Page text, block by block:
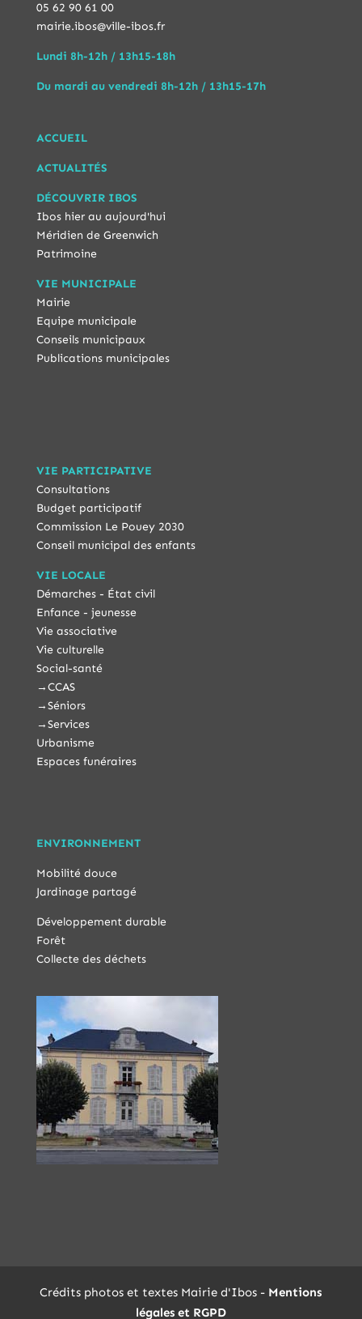
05 62 90 61 00
mairie.ibos@ville-ibos.fr
Lundi 8h-12h / 13h15-18h
Du mardi au vendredi 8h-12h / 13h15-17h
ACCUEIL
ACTUALITÉS
DÉCOUVRIR IBOS
Ibos hier au aujourd'hui
Méridien de Greenwich
Patrimoine
VIE MUNICIPALE
Mairie
Equipe municipale
Conseils municipaux
Publications municipales
VIE PARTICIPATIVE
Consultations
Budget participatif
Commission Le Pouey 2030
Conseil municipal des enfants
VIE LOCALE
Démarches - État civil
Enfance - jeunesse
Vie associative
Vie culturelle
Social-santé
→CCAS
→Séniors
→Services
Urbanisme
Espaces funéraires
ENVIRONNEMENT
Mobilité douce
Jardinage partagé
Développement durable
Forêt
Collecte des déchets
Crédits photos et textes Mairie d'Ibos - Mentions
légales et RGPD